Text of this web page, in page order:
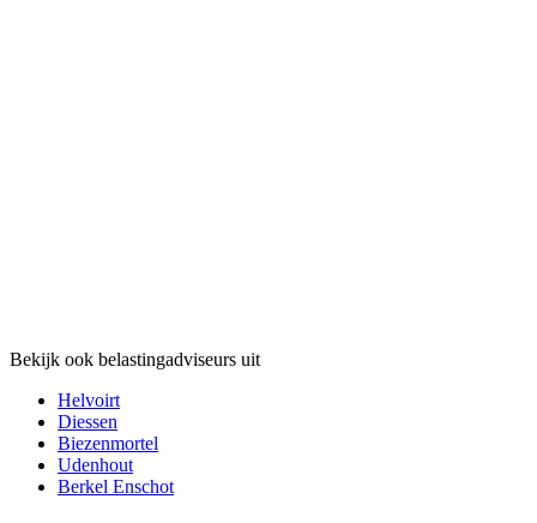
Bekijk ook belastingadviseurs uit
Helvoirt
Diessen
Biezenmortel
Udenhout
Berkel Enschot